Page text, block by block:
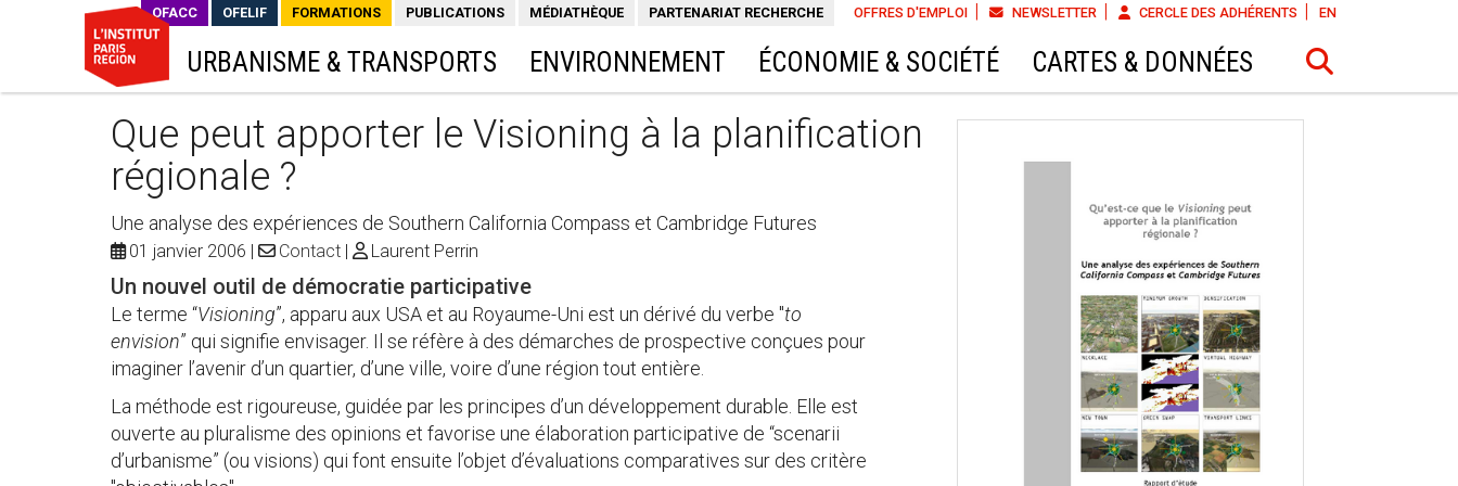
OFFRES D'EMPLOI NEWSLETTER CERCLE DES ADHÉRENTS EN
OFACC OFELIF FORMATIONS PUBLICATIONS MÉDIATHÈQUE PARTENARIAT RECHERCHE
URBANISME & TRANSPORTS ENVIRONNEMENT ÉCONOMIE & SOCIÉTÉ CARTES & DONNÉES
Que peut apporter le Visioning à la planification
régionale ?
Une analyse des expériences de Southern California Compass et Cambridge Futures
01 janvier 2006 Contact Laurent Perrin
Un nouvel outil de démocratie participative
Le terme “Visioning”, apparu aux USA et au Royaume-Uni est un dérivé du verbe "to
envision” qui signifie envisager. Il se réfère à des démarches de prospective conçues pour
imaginer l’avenir d’un quartier, d’une ville, voire d’une région tout entière.
La méthode est rigoureuse, guidée par les principes d’un développement durable. Elle est
ouverte au pluralisme des opinions et favorise une élaboration participative de “scenarii
d’urbanisme” (ou visions) qui font ensuite l’objet d’évaluations comparatives sur des critère